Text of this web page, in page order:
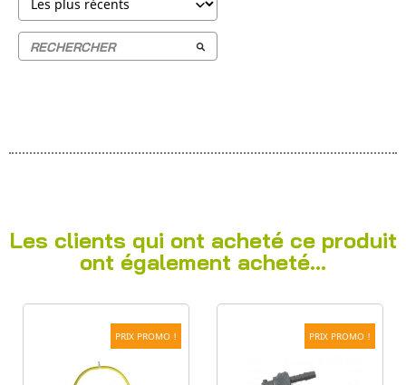
Les clients qui ont acheté ce produit
ont également acheté...
PRIX PROMO ! PRIX PROMO !